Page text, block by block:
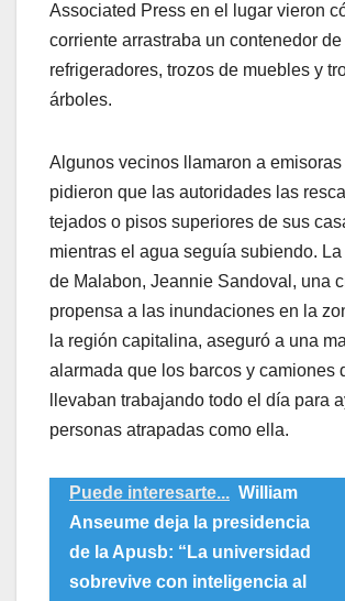
Associated Press en el lugar vieron
corriente arrastraba un contenedor de
refrigeradores, trozos de muebles y
árboles.
Algunos vecinos llamaron a
pidieron que las autoridades las
tejados o pisos superiores de sus
mientras el agua seguía subiendo.
de Malabon, Jeannie Sandoval, una
propensa a las inundaciones en la
la región capitalina, aseguró a una
alarmada que los barcos y camiones
llevaban trabajando todo el día para
personas atrapadas como ella.
Puede interesarte... William
Anseume deja la presidencia
de la Apusb: “La universidad
sobrevive con inteligencia al